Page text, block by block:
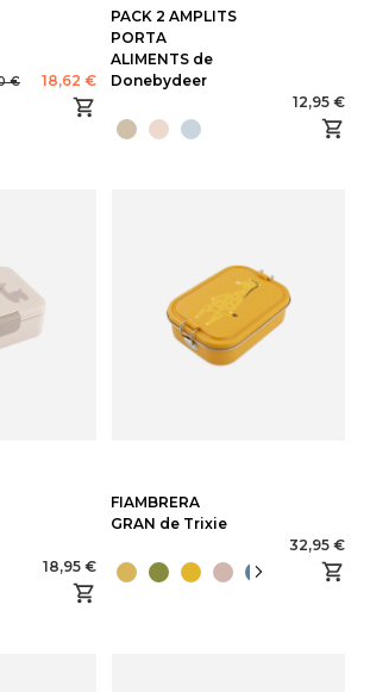
€ 18,62 €
PACK 2 AMPLITS
PORTA
ALIMENTS de
Donebydeer
12,95 €
18,95 €
FIAMBRERA
GRAN de Trixie
32,95 €